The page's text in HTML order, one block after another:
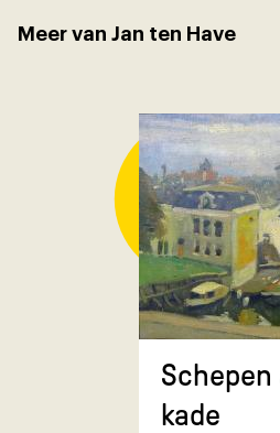
Meer van Jan ten Have
Schepen
kade